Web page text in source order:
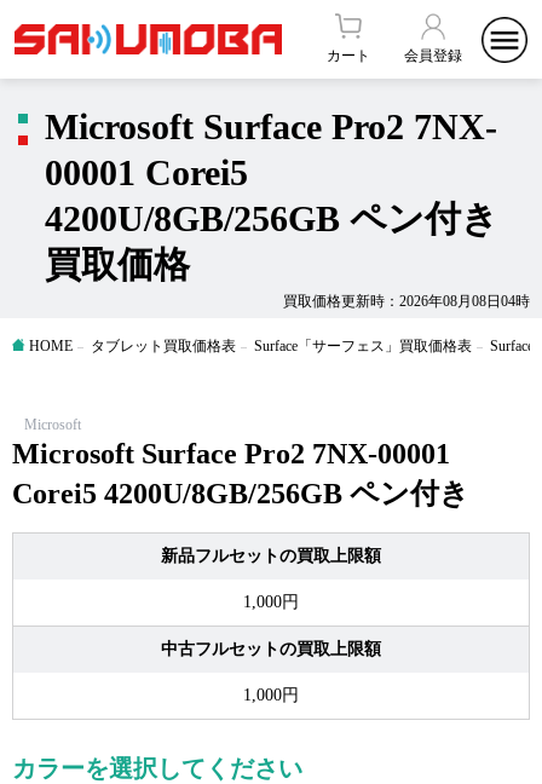
カート 会員登録
買取価格更新時：2026年08月08日04時
Microsoft Surface Pro2 7NX-
00001 Corei5
4200U/8GB/256GB ペン付き
買取価格
HOME タブレット買取価格表 Surface「サーフェス」買取価格表 Surface
Microsoft
Microsoft Surface Pro2 7NX-00001
Corei5 4200U/8GB/256GB ペン付き
新品フルセットの買取上限額
1,000円
中古フルセットの買取上限額
1,000円
カラーを選択してください